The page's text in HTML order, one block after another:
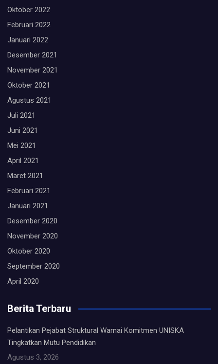
Oktober 2022
Februari 2022
Januari 2022
Desember 2021
November 2021
Oktober 2021
Agustus 2021
Juli 2021
Juni 2021
Mei 2021
April 2021
Maret 2021
Februari 2021
Januari 2021
Desember 2020
November 2020
Oktober 2020
September 2020
April 2020
Berita Terbaru
Pelantikan Pejabat Struktural Warnai Komitmen UNISKA
Tingkatkan Mutu Pendidikan
Agustus 3, 2026